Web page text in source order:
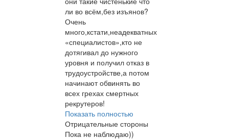
ли во всём,без изъянов?
Очень
много,кстати,неадекватных
«специалистов»,кто не
дотягивал до нужного
уровня и получил отказ в
трудоустройстве,а потом
начинают обвинять во
всех грехах смертных
рекрутеров!
Показать полностью
Отрицательные стороны
Пока не наблюдаю))